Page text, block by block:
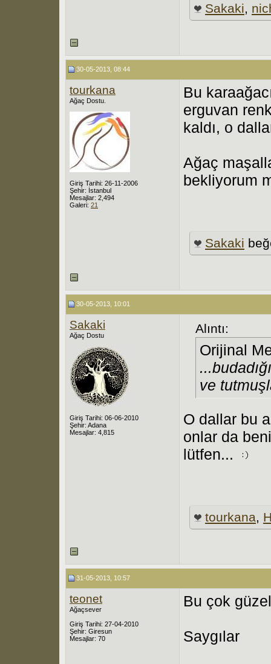
Sakaki,
30-05-2013, 08:44
tourkana
Ağaç Dostu.
Giriş Tarihi: 26-11-2006
Şehir: İstanbul
Mesajlar: 2,494
Galeri: 21
Bu
erguvan
kaldı, o
Ağaç
bekliyorum
Sakaki
30-05-2013, 10:01
Sakaki
Ağaç Dostu
Giriş Tarihi: 06-06-2010
Şehir: Adana
Mesajlar: 4,815
Alıntı:
Orijinal
ve
O dallar bu
onlar da
lütfen...
tourkana,
31-05-2013, 10:57
teonet
Ağaçsever
Giriş Tarihi: 27-04-2010
Şehir: Giresun
Mesajlar: 70
Bu çok
Saygılar